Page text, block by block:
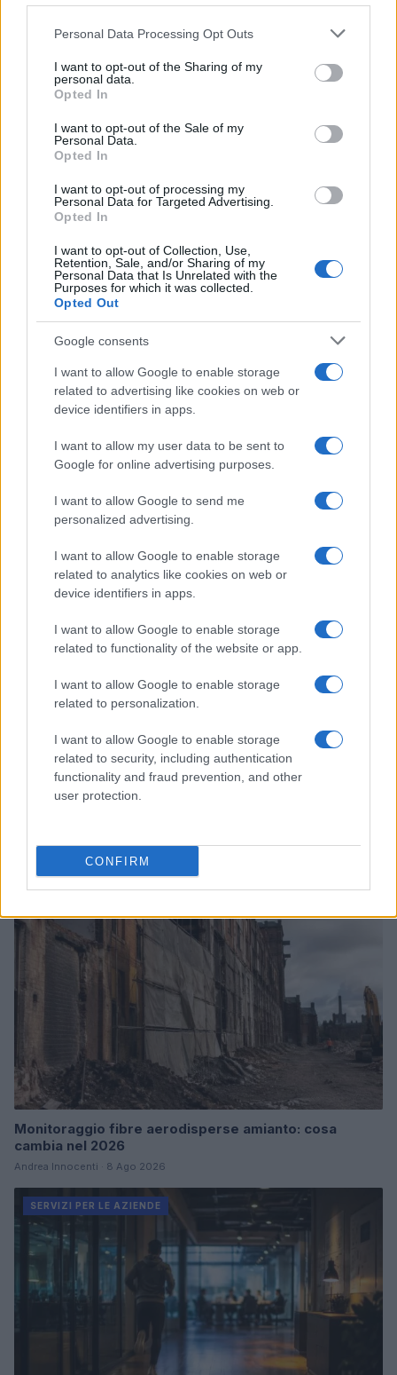
Please note that this website/app uses one or more Google
not limited to your visit or usage behaviour. You may click to
grant or deny consent to Google and its third-party tags to
use your data for below specified purposes in below Google
consent section.
Personal Data Processing Opt Outs
I want to opt-out of the Sharing of my
personal data.
Opted In
I want to opt-out of the Sale of my
Personal Data.
Opted In
I want to opt-out of processing my
Personal Data for Targeted Advertising.
Opted In
I want to opt-out of Collection, Use,
Retention, Sale, and/or Sharing of my
Personal Data that Is Unrelated with the
Purposes for which it was collected.
Opted Out
Google consents
I want to allow Google to enable storage
related to advertising like cookies on web or
device identifiers in apps.
I want to allow my user data to be sent to
Google for online advertising purposes.
I want to allow Google to send me
personalized advertising.
I want to allow Google to enable storage
related to analytics like cookies on web or
device identifiers in apps.
I want to allow Google to enable storage
related to functionality of the website or app.
I want to allow Google to enable storage
related to personalization.
I want to allow Google to enable storage
related to security, including authentication
functionality and fraud prevention, and other
user protection.
CONFIRM
essere formalmente approvato da Consiglio e
Parlamento; fino ad allora molte imprese
continueranno a bilanciare prudenza e opportunità
nel loro piano di investimento in
AUTORE
Beatrice Bonaventura
Beatrice Bonaventura ricorda la decisione di
lasciare le passerelle di Firenze dopo un
servizio su sartorie locali; da allora guida
scelte stilistiche pratiche per lettori. In
redazione propone palette sobrie e mantiene
un archivio personale di tagli e cartamodelli
d’epoca.
Monitoraggio fibre aerodisperse amianto: cosa
cambia nel 2026
Andrea Innocenti · 8 Ago 2026
SERVIZI PER LE AZIENDE